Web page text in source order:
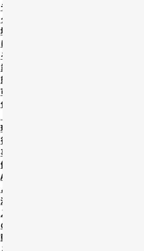
デジ
タル
地図
によ
る営
業実
態の
可視
化
球銀
行の
事
例）
AIに
よる
活動
入力
の自
動化